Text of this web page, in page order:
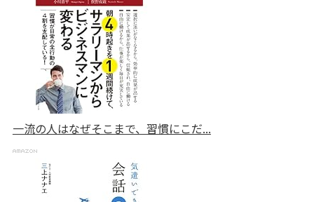
一流の人はなぜそこまで、習慣にこだ...